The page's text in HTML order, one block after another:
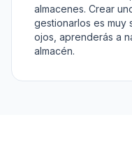
almacenes. Crear
gestionarlos es muy
ojos, aprenderás a
almacén.